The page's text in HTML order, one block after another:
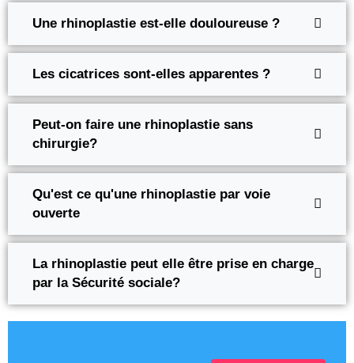
Une rhinoplastie est-elle douloureuse ?
Les cicatrices sont-elles apparentes ?
Peut-on faire une rhinoplastie sans
chirurgie?
Qu'est ce qu'une rhinoplastie par voie
ouverte
La rhinoplastie peut elle être prise en charge
par la Sécurité sociale?